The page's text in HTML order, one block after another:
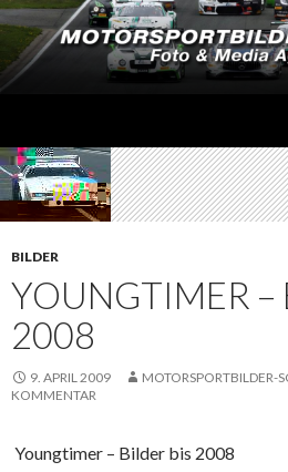
ZUM
INHALT
BILDER
YOUNGTIMER –
2008
9. APRIL 2009 MOTORSPORTBILDER-
KOMMENTAR
Youngtimer – Bilder bis 2008